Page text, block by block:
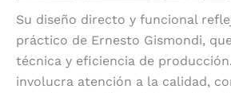
Su diseño directo y funcional
práctico de Ernesto Gismondi,
técnica y eficiencia de
involucra atención a la calidad,